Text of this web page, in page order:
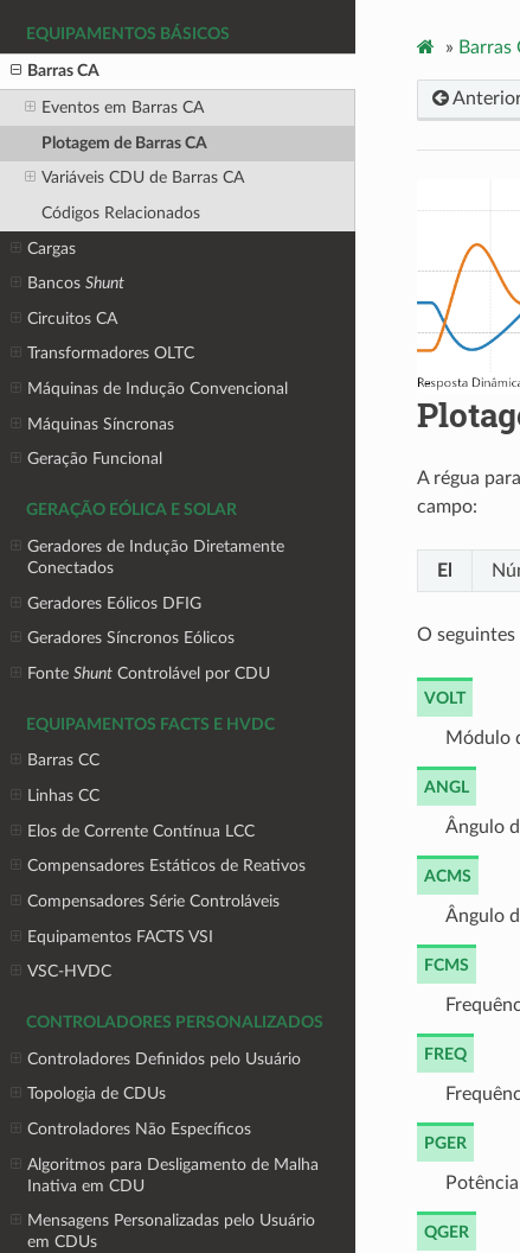
EQUIPAMENTOS BÁSICOS
Barras CA
Eventos em Barras CA
Plotagem de Barras CA
Variáveis CDU de Barras CA
Códigos Relacionados
Cargas
BancosShunt
Circuitos CA
Transformadores OLTC
Máquinas de Indução Convencional
Máquinas Síncronas
Geração Funcional
GERAÇÃO EÓLICA E SOLAR
Geradores de Indução Diretamente
Conectados
Geradores Eólicos DFIG
Geradores Síncronos Eólicos
FonteShunt Controlável por CDU
EQUIPAMENTOS FACTS E HVDC
Barras CC
Linhas CC
Elos de Corrente Contínua LCC
Compensadores Estáticos de Reativos
Compensadores Série Controláveis
Equipamentos FACTS VSI
VSC-HVDC
CONTROLADORES PERSONALIZADOS
Controladores Definidos pelo Usuário
Topologia de CDUs
Controladores Não Específicos
Algoritmos para Desligamento de Malha
Inativa em CDU
Mensagens Personalizadas pelo Usuário
em CDUs
» Barras
A régua
campo:
El
O
VOLT
Módulo
ANGL
Ângulo
ACMS
Ângulo
FCMS
FREQ
PGER
QGER